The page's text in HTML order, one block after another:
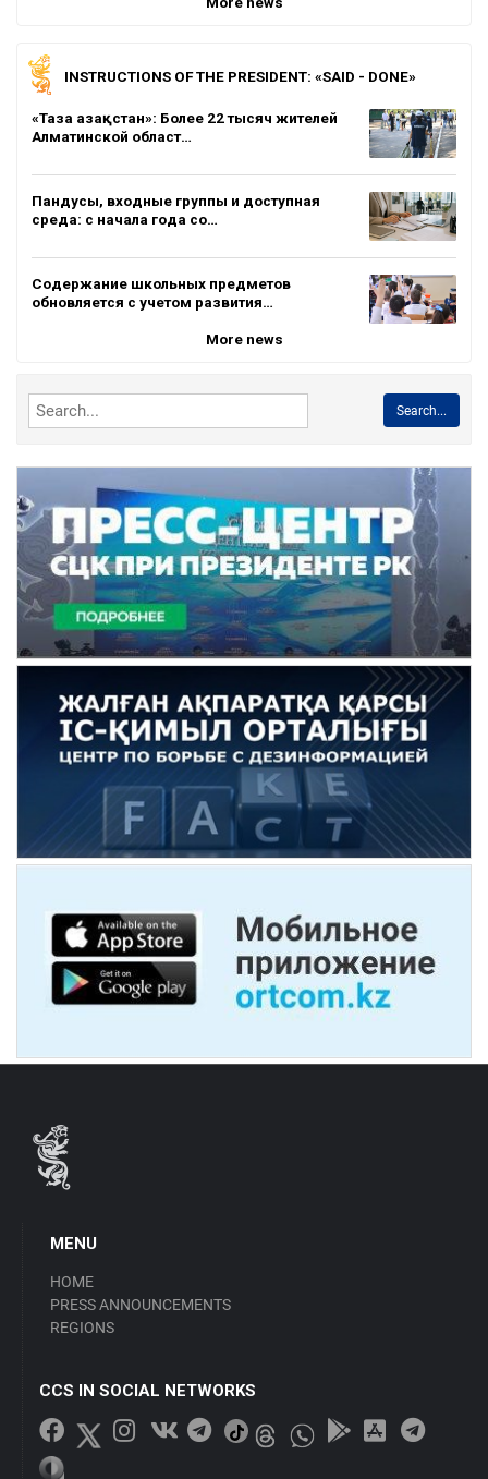
INSTRUCTIONS OF THE PRESIDENT: «SAID - DONE»
«Таза Қазақстан»: Более 22 тысяч жителей
Алматинской област…
Пандусы, входные группы и доступная
среда: с начала года со…
Содержание школьных предметов
обновляется с учетом развития…
More news
Search...
MENU
HOME
PRESS ANNOUNCEMENTS
REGIONS
CCS IN SOCIAL NETWORKS